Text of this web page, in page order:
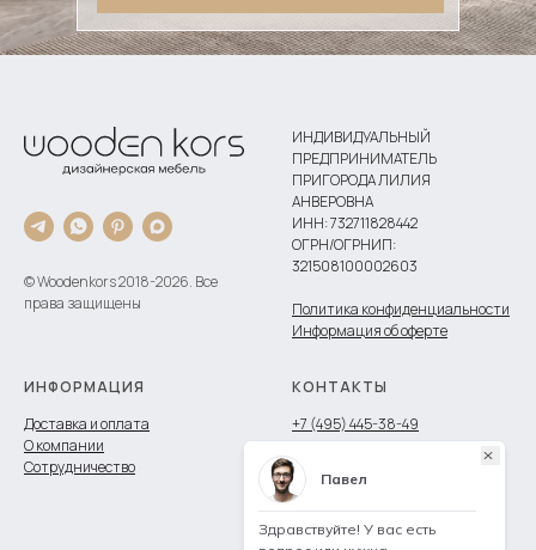
© Woodenkors 2018-2026. Все
права защищены
ИНДИВИДУАЛЬНЫЙ
ПРЕДПРИНИМАТЕЛЬ
ПРИГОРОДА ЛИЛИЯ
АНВЕРОВНА
ИНН: 732711828442
ОГРН/ОГРНИП:
321508100002603
Политика конфиденциальности
Информация об оферте
ИНФОРМАЦИЯ
Доставка и оплата
О компании
Сотрудничество
КОНТАКТЫ
+7 (495) 445-38-49
г. Москва
ТЦ КРИСТАЛЛ, 2 этаж,
ул. Марксисткая, д. 38, 2 этаж
wooden.kors@yandex.ru